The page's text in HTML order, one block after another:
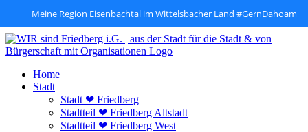
Meine Region Eisenbachtal im Wittelsbacher Land #GernDahoam
Zum
Inhalt
Home
Stadt
Stadt ❤ Friedberg
Stadtteil ❤ Friedberg Altstadt
Stadtteil ❤ Friedberg West